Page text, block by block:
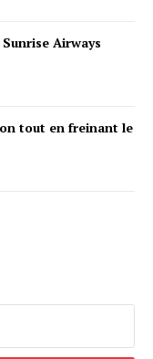
Airways
tout en freinant le